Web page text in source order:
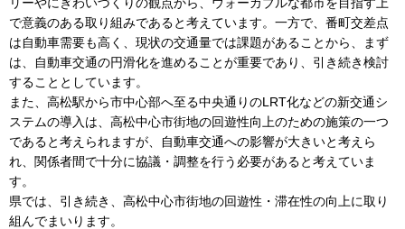
で意義のある取り組みであると考えています。一方で、番町交差点
は自動車需要も高く、現状の交通量では課題があることから、まず
は、自動車交通の円滑化を進めることが重要であり、引き続き検討
することとしています。
また、高松駅から市中心部へ至る中央通りのLRT化などの新交通シ
ステムの導入は、高松中心市街地の回遊性向上のための施策の一つ
であると考えられますが、自動車交通への影響が大きいと考えら
れ、関係者間で十分に協議・調整を行う必要があると考えていま
す。
県では、引き続き、高松中心市街地の回遊性・滞在性の向上に取り
組んでまいります。